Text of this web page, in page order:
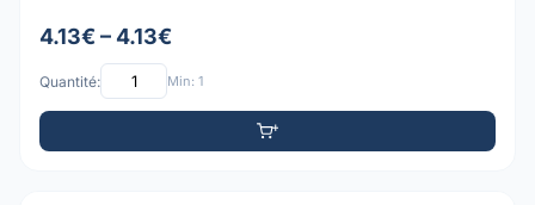
4.13€ – 4.13€
Quantité: Min: 1